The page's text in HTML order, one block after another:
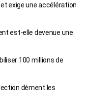
exige une accélération
est-elle devenue une
100 millions de
dément les